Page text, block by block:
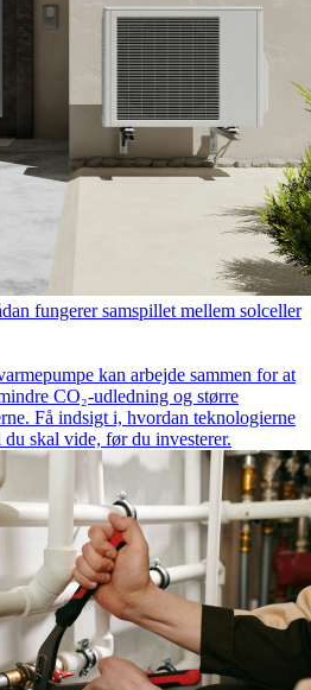
fungerer samspillet mellem solceller
kan arbejde sammen for at
CO₂-udledning og større
Få indsigt i, hvordan teknologierne
skal vide, før du investerer.